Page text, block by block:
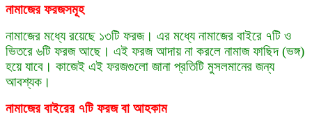
নামাজের ফরজসমূহ
নামাজের মধ্যে রয়েছে ১৩টি ফরজ। এর মধ্যে নামাজের বাইরে ৭টি ও
ভিতরে ৬টি ফরজ আছে। এই ফরজ আদায় না করলে নামাজ ফাছিদ (ভঙ্গ)
হয়ে যাবে। কাজেই এই ফরজগুলো জানা প্রতিটি মুসলমানের জন্য
আবশ্যক।
নামাজের বাইরের ৭টি ফরজ বা আহকাম